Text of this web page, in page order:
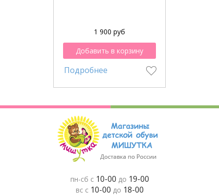
1 900 руб
Добавить в корзину
Подробнее
пн-сб с 10-00 до 19-00
вс с 10-00 до 18-00